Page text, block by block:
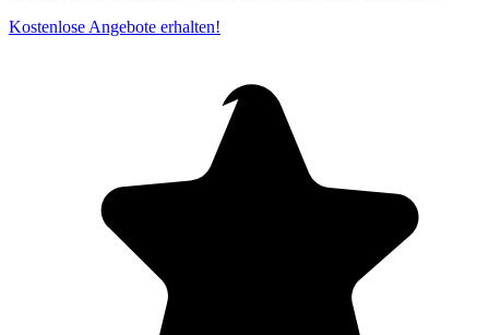
Kostenlose Angebote erhalten!